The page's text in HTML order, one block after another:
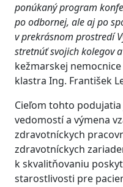
ponúkaný program
po odbornej, ale aj po
v prekrásnom prostredí
stretnúť svojich kolegov
kežmarskej
klastra Ing. František
Cieľom tohto
vedomostí a výmena
zdravotníckych
zdravotníckych
k skvalitňovaniu
starostlivosti pre